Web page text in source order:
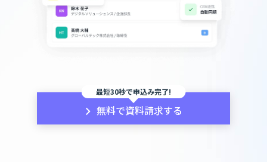
最短30秒で申込み完了!
無料で資料請求する